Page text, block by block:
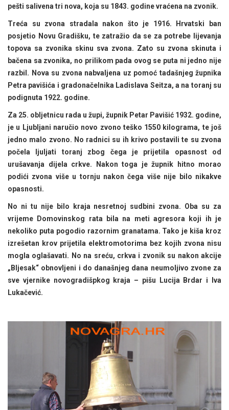
pešti salivena tri nova, koja su 1843. godine vraćena na zvonik.
Treća su zvona stradala nakon što je 1916. Hrvatski ban
posjetio Novu Gradišku, te zatražio da se za potrebe lijevanja
topova sa zvonika skinu sva zvona. Zato su zvona skinuta i
bačena sa zvonika, no prilikom pada ovog se puta ni jedno nije
razbil. Nova su zvona nabvaljena uz pomoć tadašnjeg župnika
Petra pavišića i gradonačelnika Ladislava Seitza, a na toranj su
podignuta 1922. godine.
Za 25. obljetnicu rada u župi, župnik Petar Pavišić 1932. godine,
je u Ljubljani naručio novo zvono teško 1550 kilograma, te još
jedno malo zvono. No radnici su ih krivo postavili te su zvona
počela ljuljati toranj zbog čega je prijetila opasnost od
urušavanja dijela crkve. Nakon toga je župnik hitno morao
podići zvona više u tornju nakon čega više nije bilo nikakve
opasnosti.
No ni tu nije bilo kraja nesretnoj sudbini zvona. Oba su za
vrijeme Domovinskog rata bila na meti agresora koji ih je
nekoliko puta pogodio razornim granatama. Tako je kiša kroz
izrešetan krov prijetila elektromotorima bez kojih zvona nisu
mogla oglašavati. No na sreću, crkva i zvonik su nakon akcije
„Bljesak“ obnovljeni i do današnjeg dana neumoljivo zvone za
sve vjernike novogradišpkog kraja – pišu Lucija Brdar i Iva
Lukačević.